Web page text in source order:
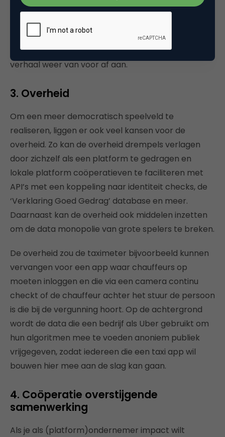
worden gedragen, wat de kwaliteit richting de
gebruikers bevorderd. Belangrijk aandachtspunt is
wel dat deze tussenpartij ook een coöperatieve
insteek moet hebben, anders dan begint het
verhaal weer van voor af aan.
3. Overheid
Om een meer democratisch speelveld te
realiseren, liggen er ook veel kansen voor de
overheid. Zo kan de overheid drempels verlagen
door zichzelf als een platform te gedragen en
lokale platform coöperatieven te faciliteren met
API’s met een koppeling naar identiteit checks, de
‘Verklaring Goed Gedrag’ database en meer.
Daarnaast kan de overheid ook middelen inzetten
om de data monopolie van grote spelers te breken.
De overheid zou de taximeter bijvoorbeeld kunnen
vervangen voor een app waar chauffeurs op
moeten inloggen en die via een camera continu
checkt of de chauffeur achter het stuur de persoon
is die bij de vergunning hoort. Op de achtergrond
wordt de data die een bedrijf als Uber gebruikt om
hun algoritmen mee te voeden anoniem publiek
vrijgegeven, zodat iedereen die een taxi app wil
bouwen hier mee aan de slag kan gaan.
4. Coöperatie overstijgende
samenwerking
Als je als (platform)ondernemer impact wilt